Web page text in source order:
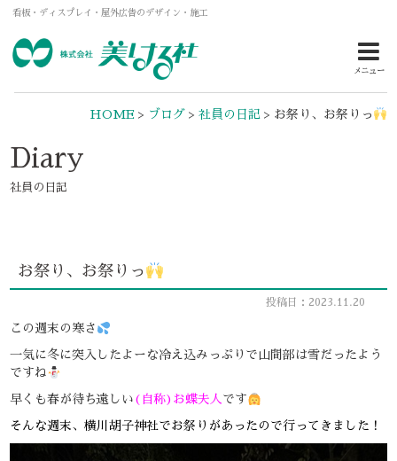
看板・ディスプレイ・屋外広告のデザイン・施工
メニュー
HOME> ブログ> 社員の日記 > お祭り、お祭りっ
Diary
社員の日記
お祭り、お祭りっ
投稿日：2023.11.20
この週末の寒さ
一気に冬に突入したよーな冷え込みっぷりで山間部は雪だったよう
ですね
早くも春が待ち遠しい (自称)お蝶夫人 です
そんな週末、横川胡子神社でお祭りがあったので行ってきました！